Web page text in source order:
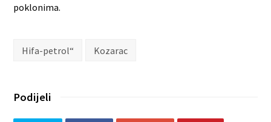
poklonima.
Hifa-petrol“ Kozarac
Podijeli